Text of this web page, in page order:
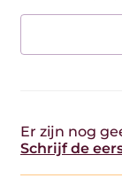
Er zijn nog
Schrijf de